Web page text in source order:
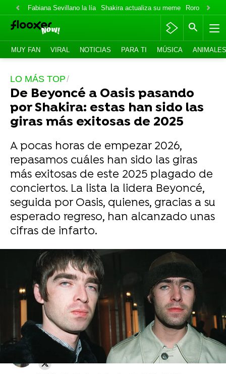
Fabiana Sevillano la lía Shakira actualiza su meme Roro lo niega
MUY FAN VIRAL NOTICIAS PARA TI MÚSICA ANIMALES
LO MÁS TOP
De Beyoncé a Oasis pasando
por Shakira: estas han sido las
giras más exitosas de 2025
A pocas horas de empezar 2026,
repasamos cuáles han sido las giras
más exitosas de este 2025 plagado de
conciertos. La lista la lidera Beyoncé,
seguida por Oasis, quienes, gracias a su
esperado regreso, han alcanzado unas
cifras de infarto.
Aitana cierra 2025 con un emotivo mensaje
en la publicación de un amigo de Plex
Juan Carrasco